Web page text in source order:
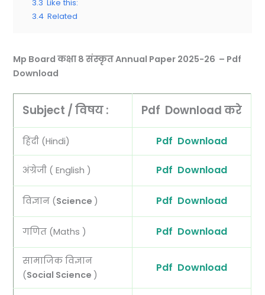
3.3 Like this:
3.4 Related
Mp Board कक्षा 8 संस्‍कृत Annual Paper 2025-26 – Pdf
Download
Subject / विषय : Pdf Download करे
हिंदी (Hindi) Pdf Download
अंग्रेजी ( English ) Pdf Download
विज्ञान (Science) Pdf Download
गणित (Maths ) Pdf Download
सामाजिक विज्ञान
(Social Science)
Pdf Download